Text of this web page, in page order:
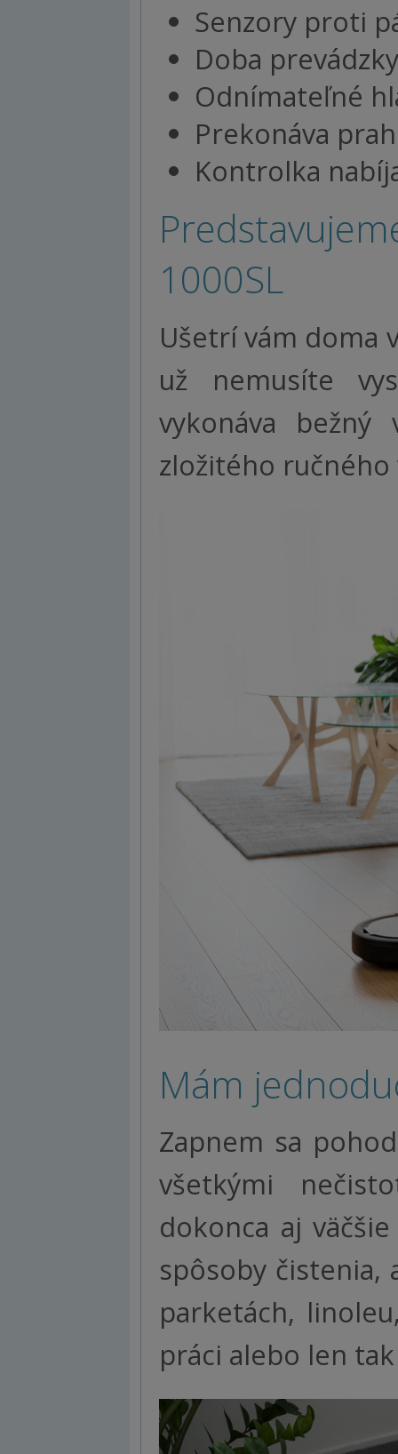
Senzory proti
Doba
Odnímateľné
Prekonáva
Kontrolka
1000SL
Ušetrí vám doma
už nemusíte
vykonáva bežný
zložitého ručného
Mám
Zapnem sa
všetkými
dokonca aj
spôsoby čistenia,
parketách,
práci alebo len